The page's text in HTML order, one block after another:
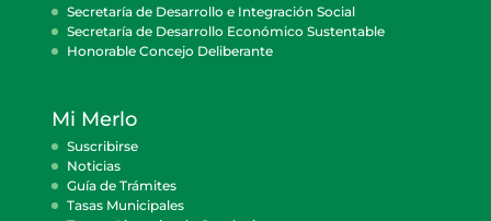
Secretaría de Desarrollo e Integración Social
Secretaría de Desarrollo Económico Sustentable
Honorable Concejo Deliberante
Mi Merlo
Suscribirse
Noticias
Guía de Trámites
Tasas Municipales